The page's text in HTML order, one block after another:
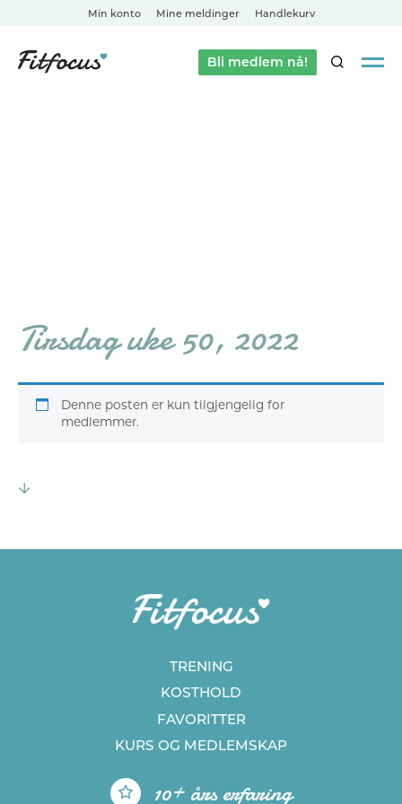
Min konto Mine meldinger Handlekurv
Bli medlem nå!SØK
Tirsdag uke 50, 2022
Denne posten er kun tilgjengelig for
medlemmer.
TRENING
KOSTHOLD
FAVORITTER
KURS OG MEDLEMSKAP
10+ års erfaring